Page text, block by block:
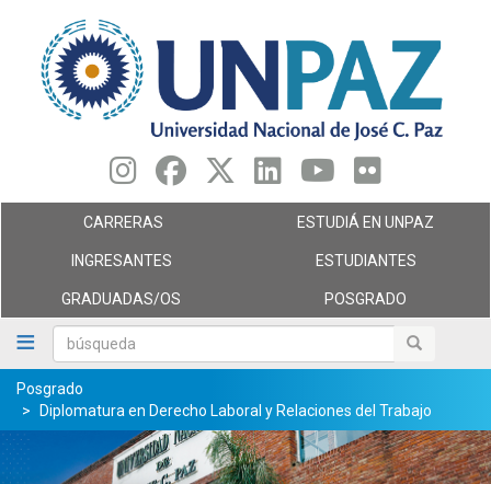
contenido
principal
búsqueda búsqueda
CARRERAS ESTUDIÁ EN UNPAZ
INGRESANTES ESTUDIANTES
GRADUADAS/OS POSGRADO
Posgrado
Diplomatura en Derecho Laboral y Relaciones del Trabajo